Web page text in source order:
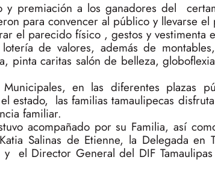
y premiación a los ganadores del
para convencer al público y llevarse
el parecido físico , gestos y vestimenta
de valores, además de
pinta caritas salón de belleza,
en las diferentes plazas
estado, las familias tamaulipecas
familiar.
acompañado por su Familia, así
Salinas de Etienne, la Delegada en
el Director General del DIF